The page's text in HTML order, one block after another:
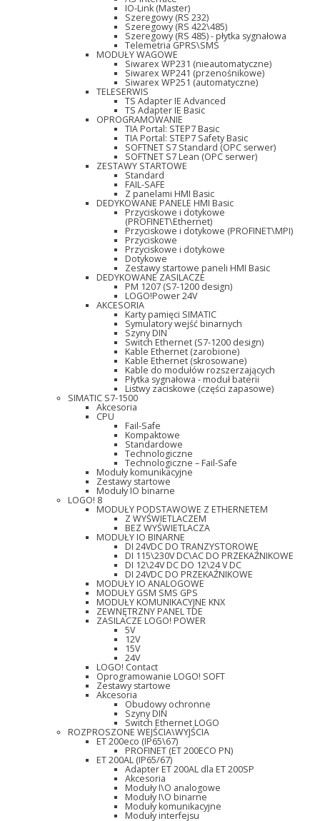
IO-Link (Master)
Szeregowy (RS 232)
Szeregowy (RS 422\485)
Szeregowy (RS 485) - płytka sygnałowa
Telemetria GPRS\SMS
MODUŁY WAGOWE
Siwarex WP231 (nieautomatyczne)
Siwarex WP241 (przenośnikowe)
Siwarex WP251 (automatyczne)
TELESERWIS
TS Adapter IE Advanced
TS Adapter IE Basic
OPROGRAMOWANIE
TIA Portal: STEP7 Basic
TIA Portal: STEP7 Safety Basic
SOFTNET S7 Standard (OPC serwer)
SOFTNET S7 Lean (OPC serwer)
ZESTAWY STARTOWE
Standard
FAIL-SAFE
Z panelami HMI Basic
DEDYKOWANE PANELE HMI Basic
Przyciskowe i dotykowe
(PROFINET\Ethernet)
Przyciskowe i dotykowe (PROFINET\MPI)
Przyciskowe
Przyciskowe i dotykowe
Dotykowe
Zestawy startowe paneli HMI Basic
DEDYKOWANE ZASILACZE
PM 1207 (S7-1200 design)
LOGO!Power 24V
AKCESORIA
Karty pamięci SIMATIC
Symulatory wejść binarnych
Szyny DIN
Switch Ethernet (S7-1200 design)
Kable Ethernet (zarobione)
Kable Ethernet (skrosowane)
Kable do modułów rozszerzających
Płytka sygnałowa - moduł baterii
Listwy zaciskowe (części zapasowe)
SIMATIC S7-1500
Akcesoria
CPU
Fail-Safe
Kompaktowe
Standardowe
Technologiczne
Technologiczne – Fail-Safe
Moduły komunikacyjne
Zestawy startowe
Moduły IO binarne
LOGO! 8
MODUŁY PODSTAWOWE Z ETHERNETEM
Z WYŚWIETLACZEM
BEZ WYŚWIETLACZA
MODUŁY IO BINARNE
DI 24VDC DO TRANZYSTOROWE
DI 115\230V DC\AC DO PRZEKAŹNIKOWE
DI 12\24V DC DO 12\24 V DC
DI 24VDC DO PRZEKAŹNIKOWE
MODUŁY IO ANALOGOWE
MODUŁY GSM SMS GPS
MODUŁY KOMUNIKACYJNE KNX
ZEWNĘTRZNY PANEL TDE
ZASILACZE LOGO! POWER
5V
12V
15V
24V
LOGO! Contact
Oprogramowanie LOGO! SOFT
Zestawy startowe
Akcesoria
Obudowy ochronne
Szyny DIN
Switch Ethernet LOGO
ROZPROSZONE WEJŚCIA\WYJŚCIA
ET 200eco (IP65\67)
PROFINET (ET 200ECO PN)
ET 200AL (IP65/67)
Adapter ET 200AL dla ET 200SP
Akcesoria
Moduły I\O analogowe
Moduły I\O binarne
Moduły komunikacyjne
Moduły interfejsu